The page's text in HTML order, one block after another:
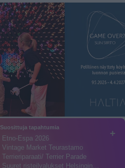
+
Suosittuja tapahtumia
Etno-Espa 2026
Vintage Market Teurastamo
Terrieriparaati/ Terrier Parade
Suuret risteilyalukset Helsingin…